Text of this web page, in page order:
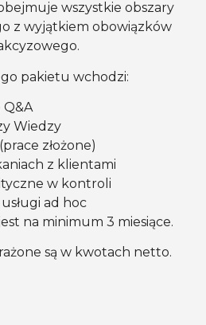
wszystkie obszary
z wyjątkiem obowiązków
pakietu wchodzi:
Wiedzy
złożone)
z klientami
w kontroli
ad hoc
na minimum 3 miesiące.
są w kwotach netto.